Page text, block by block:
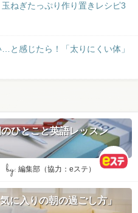
ねぎたっぷり作り置きレシピ3
と感じたら！「太りにくい体」
ひとこと英語レッスン
by: 編集部（協力：eステ）
に入りの朝の過ごし方」